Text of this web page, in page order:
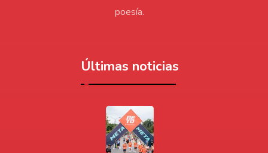
poesía.
Últimas noticias